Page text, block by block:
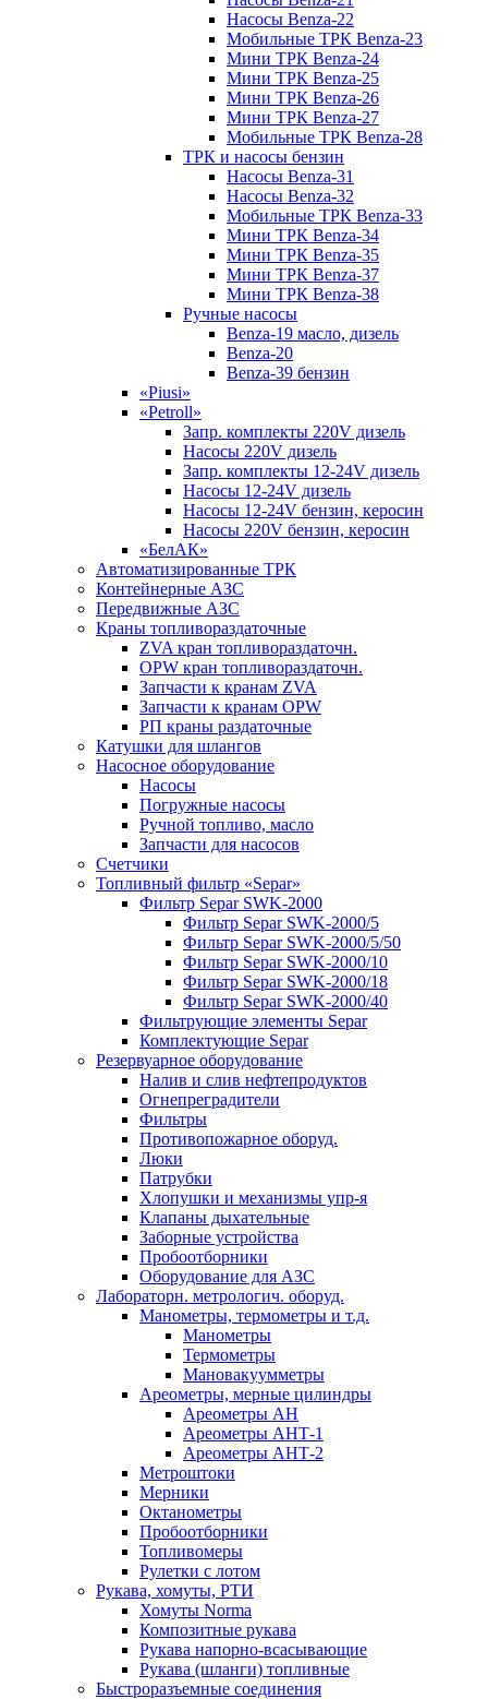
Насосы Benza-22
Мобильные ТРК Benza-23
Мини ТРК Benza-24
Мини ТРК Benza-25
Мини ТРК Benza-26
Мини ТРК Benza-27
Мобильные ТРК Benza-28
ТРК и насосы бензин
Насосы Benza-31
Насосы Benza-32
Мобильные ТРК Benza-33
Мини ТРК Benza-34
Мини ТРК Benza-35
Мини ТРК Benza-37
Мини ТРК Benza-38
Ручные насосы
Benza-19 масло, дизель
Benza-20
Benza-39 бензин
«Piusi»
«Petroll»
Запр. комплекты 220V дизель
Насосы 220V дизель
Запр. комплекты 12-24V дизель
Насосы 12-24V дизель
Насосы 12-24V бензин, керосин
Насосы 220V бензин, керосин
«БелАК»
Автоматизированные ТРК
Контейнерные АЗС
Передвижные АЗС
Краны топливораздаточные
ZVA кран топливораздаточн.
OPW кран топливораздаточн.
Запчасти к кранам ZVA
Запчасти к кранам OPW
РП краны раздаточные
Катушки для шлангов
Насосное оборудование
Насосы
Погружные насосы
Ручной топливо, масло
Запчасти для насосов
Счетчики
Топливный фильтр «Separ»
Фильтр Separ SWK-2000
Фильтр Separ SWK-2000/5
Фильтр Separ SWK-2000/5/50
Фильтр Separ SWK-2000/10
Фильтр Separ SWK-2000/18
Фильтр Separ SWK-2000/40
Фильтрующие элементы Separ
Комплектующие Separ
Резервуарное оборудование
Налив и слив нефтепродуктов
Огнепреградители
Фильтры
Противопожарное оборуд.
Люки
Патрубки
Хлопушки и механизмы упр-я
Клапаны дыхательные
Заборные устройства
Пробоотборники
Оборудование для АЗС
Лабораторн. метрологич. оборуд.
Манометры, термометры и т.д.
Манометры
Термометры
Мановакуумметры
Ареометры, мерные цилиндры
Ареометры АН
Ареометры АНТ-1
Ареометры АНТ-2
Метроштоки
Мерники
Октанометры
Пробоотборники
Топливомеры
Рулетки с лотом
Рукава, хомуты, РТИ
Хомуты Norma
Композитные рукава
Рукава напорно-всасывающие
Рукава (шланги) топливные
Быстроразъемные соединения